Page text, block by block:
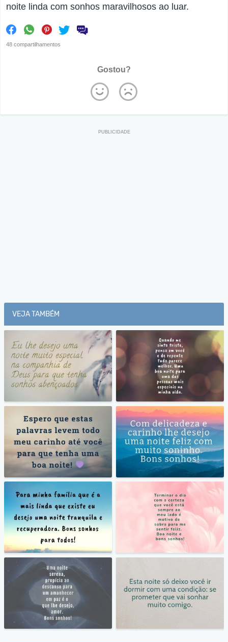
noite linda com sonhos maravilhosos ao luar.
48 compartilhamentos
Gostou?
VEJA TAMBÉM